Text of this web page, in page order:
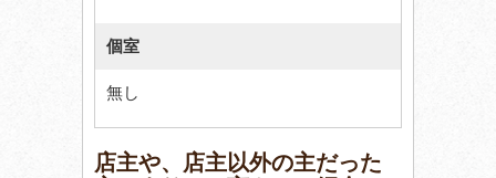
個室
無し
店主や、店主以外の主だった